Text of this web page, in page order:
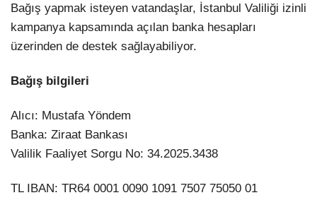
Bağış yapmak isteyen vatandaşlar, İstanbul Valiliği izinli
kampanya kapsamında açılan banka hesapları
üzerinden de destek sağlayabiliyor.
Bağış bilgileri
Alıcı: Mustafa Yöndem
Banka: Ziraat Bankası
Valilik Faaliyet Sorgu No: 34.2025.3438
TL IBAN: TR64 0001 0090 1091 7507 75050 01